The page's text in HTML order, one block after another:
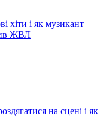
хіти і як музикант
ЖВЛ
на сцені і як